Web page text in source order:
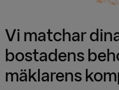
Vi matchar
bostadens
mäklarens